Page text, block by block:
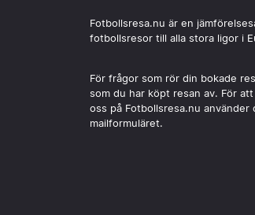
Fotbollsresa.nu är en
fotbollsresor till alla stora ligor i
För frågor som rör din bokade
som du har köpt resan av. För
oss på Fotbollsresa.nu använder
mailformuläret.